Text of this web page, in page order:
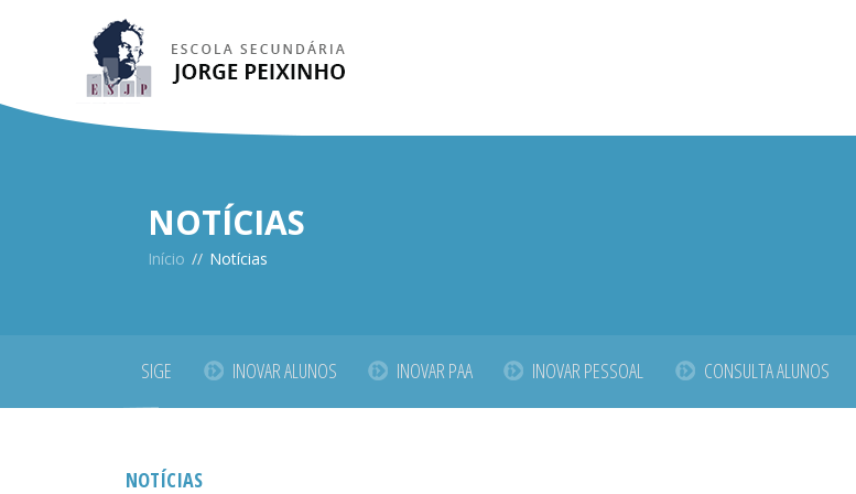
NOTÍCIAS
Início // Notícias
SIGE INOVAR ALUNOS INOVAR PAA INOVAR PESSOAL CONSULTA ALUNOS
NOTÍCIAS